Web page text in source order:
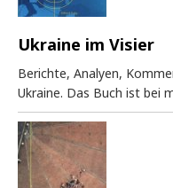
Ukraine im Visier
Berichte, Analyen,
Ukraine. Das Buch ist bei